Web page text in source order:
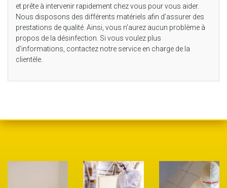
et prête à intervenir rapidement chez vous pour vous aider.
Nous disposons des différents matériels afin d’assurer des
prestations de qualité. Ainsi, vous n’aurez aucun problème à
propos de la désinfection. Si vous voulez plus
d’informations, contactez notre service en charge de la
clientèle.